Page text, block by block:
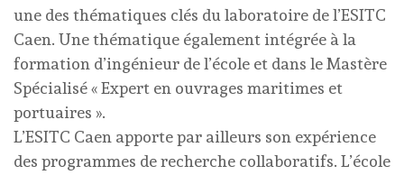
une des thématiques clés du laboratoire de l’ESITC
Caen. Une thématique également intégrée à la
formation d’ingénieur de l’école et dans le Mastère
Spécialisé « Expert en ouvrages maritimes et
portuaires ».
L’ESITC Caen apporte par ailleurs son expérience
des programmes de recherche collaboratifs. L’école